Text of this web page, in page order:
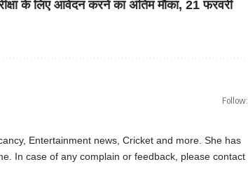
के लिए आवेदन करने का अंतिम मौका, 21 फरवरी
Follow:
Entertainment news, Cricket and more. She has
In case of any complain or feedback, please contact